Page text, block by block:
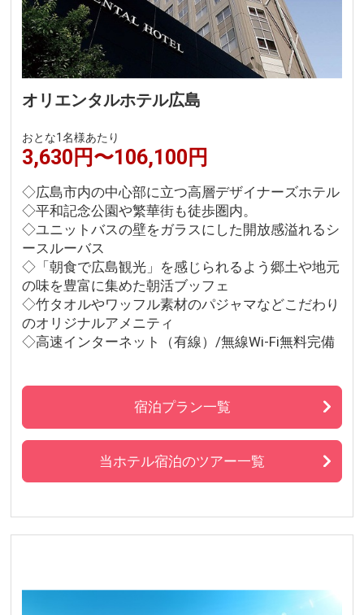
オリエンタルホテル広島
おとな1名様あたり
3,630円〜106,100円
◇広島市内の中心部に立つ高層デザイナーズホテル
◇平和記念公園や繁華街も徒歩圏内。
◇ユニットバスの壁をガラスにした開放感溢れるシ
ースルーバス
◇「朝食で広島観光」を感じられるよう郷土や地元
の味を豊富に集めた朝活ブッフェ
◇竹タオルやワッフル素材のパジャマなどこだわり
のオリジナルアメニティ
◇高速インターネット（有線）/無線Wi-Fi無料完備
宿泊プラン一覧
当ホテル宿泊のツアー一覧